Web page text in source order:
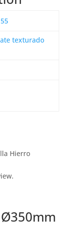
texturado
Hierro